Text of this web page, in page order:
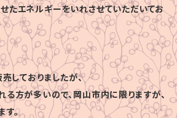
たエネルギーをいれさせていただいてお
売しておりましたが、
る方が多いので、岡山市内に限りますが、
す。